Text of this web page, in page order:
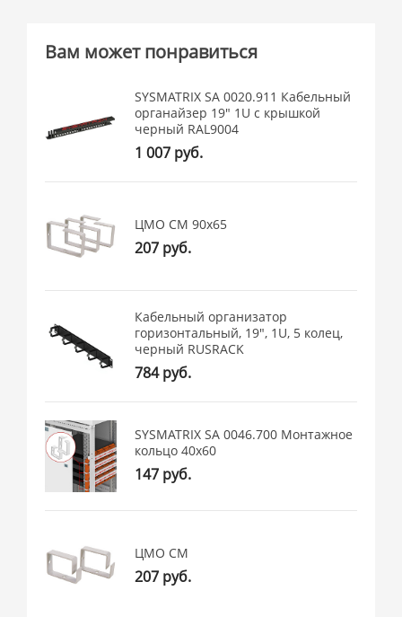
Вам может понравиться
SYSMATRIX SA 0020.911 Кабельный
органайзер 19" 1U с крышкой
черный RAL9004
1 007 руб.
ЦМО СМ 90x65
207 руб.
Кабельный организатор
горизонтальный, 19", 1U, 5 колец,
черный RUSRACK
784 руб.
SYSMATRIX SA 0046.700 Монтажное
кольцо 40x60
147 руб.
ЦМО СМ
207 руб.